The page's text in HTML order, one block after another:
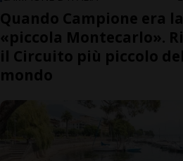
Quando Campione era la
«piccola Montecarlo».
il Circuito più piccolo del
mondo